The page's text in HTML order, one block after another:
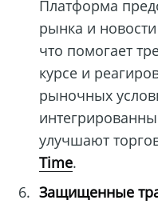
Платформа
рынка и
что помогает
курсе и
рыночных
улучшают
Time.
Защищенные